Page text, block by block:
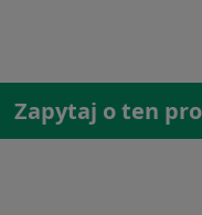
Zapytaj o ten